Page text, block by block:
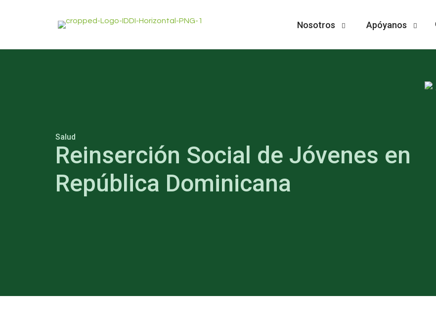
Nosotros Apóyanos
Salud
Reinserción Social de Jóvenes en
República Dominicana